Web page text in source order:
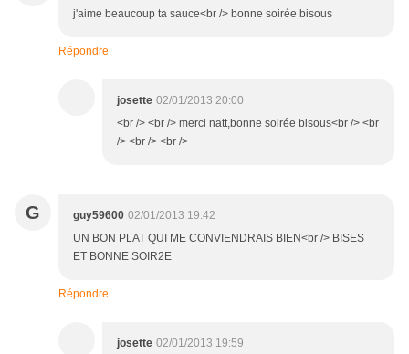
j'aime beaucoup ta sauce<br /> bonne soirée bisous
Répondre
josette 02/01/2013 20:00
<br /> <br /> merci natt,bonne soirée bisous<br /> <br
/> <br /> <br />
G guy59600 02/01/2013 19:42
UN BON PLAT QUI ME CONVIENDRAIS BIEN<br /> BISES
ET BONNE SOIR2E
Répondre
josette 02/01/2013 19:59